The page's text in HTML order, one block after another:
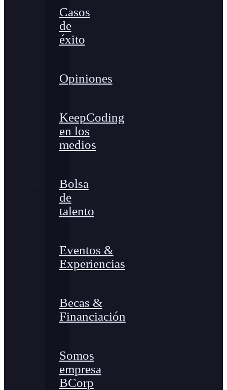
Casos
de
éxito
Opiniones
KeepCoding
en los
medios
Bolsa
de
talento
Eventos &
Experiencias
Becas &
Financiación
Somos
empresa
BCorp